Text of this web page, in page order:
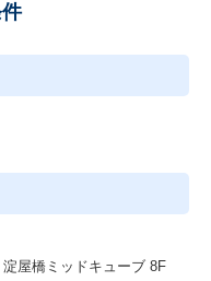
屋橋ミッドキューブ 8F